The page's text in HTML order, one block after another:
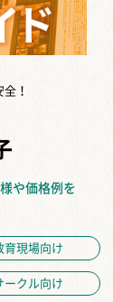
！
や価格例を
育現場向け
ークル向け